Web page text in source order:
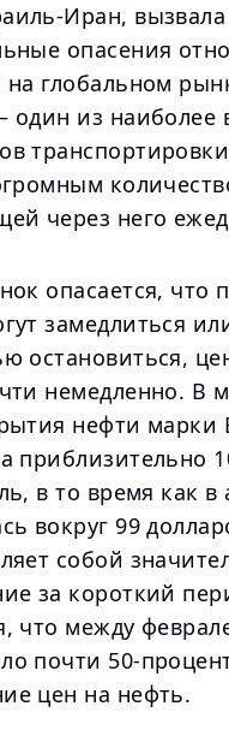
Иран, вызвала
опасения
на глобальном
один из наиболее
через него
опасается, что
замедлиться
остановиться,
немедленно. В
нефти марки
приблизительно
в то время как в
вокруг 99
собой
за короткий
что между
почти 50-
цен на нефть.